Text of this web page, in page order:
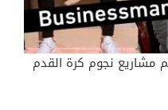
مشاريع نجوم كرة القدم